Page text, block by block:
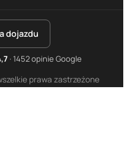
dojazdu
prawa zastrzeżone
· 1452 opinie Google